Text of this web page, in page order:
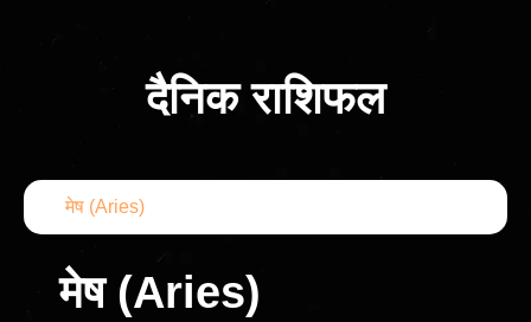
दैनिक राशिफल
मेष (Aries)
मेष (Aries)